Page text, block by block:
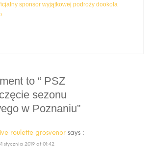
sponsor wyjątkowej podroży dookoła
to “ PSZ
sezonu
w Poznaniu”
live roulette grosvenor says :
stycznia 2019 at 01:42